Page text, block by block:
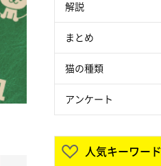
解説
まとめ
猫の種類
アンケート
人気キーワード